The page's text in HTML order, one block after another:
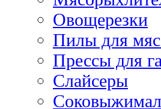
Овощерезки
Пилы для
Прессы для
Слайсеры